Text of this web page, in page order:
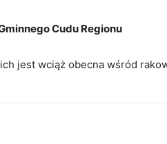
Cudu Regionu
jest wciąż obecna wśród